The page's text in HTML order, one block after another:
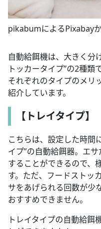
pikabumによるPixabay
自動給餌機は、大きく分
トッカータイプ”の2種類
それぞれのタイプのメリ
紹介しています。
【トレイタイプ】
こちらは、設定した時間
イプ”の自動給餌器。エ
することができるので、
す。ただ、フードストッ
サをあげられる回数が少
おすすめできません。
トレイタイプの自動給餌